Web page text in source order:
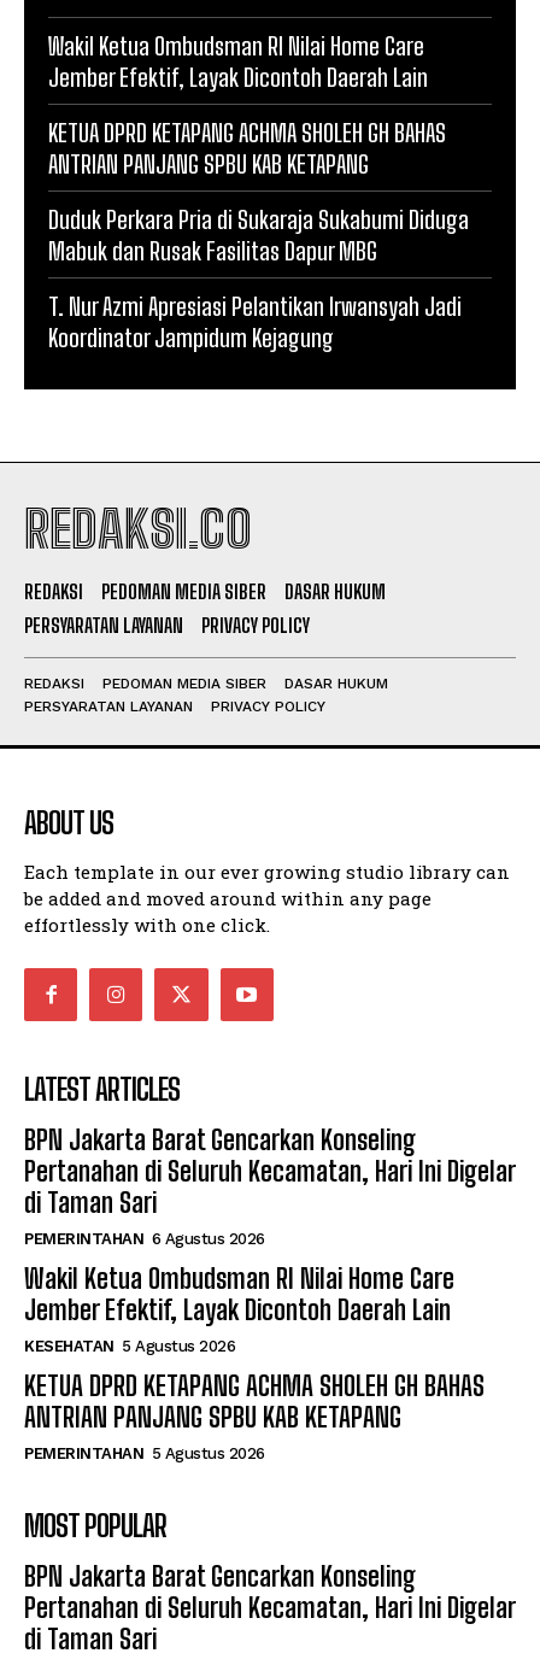
Wakil Ketua Ombudsman RI Nilai Home Care
Jember Efektif, Layak Dicontoh Daerah Lain
KETUA DPRD KETAPANG ACHMA SHOLEH GH BAHAS
ANTRIAN PANJANG SPBU KAB KETAPANG
Duduk Perkara Pria di Sukaraja Sukabumi Diduga
Mabuk dan Rusak Fasilitas Dapur MBG
T. Nur Azmi Apresiasi Pelantikan Irwansyah Jadi
Koordinator Jampidum Kejagung
REDAKSI.CO
REDAKSI PEDOMAN MEDIA SIBER
DASAR HUKUM
PERSYARATAN LAYANAN
PRIVACY POLICY
REDAKSI PEDOMAN MEDIA SIBER
DASAR HUKUM
PERSYARATAN LAYANAN
PRIVACY POLICY
ABOUT US
Each template in our ever growing studio library can
be added and moved around within any page
effortlessly with one click.
LATEST ARTICLES
BPN Jakarta Barat Gencarkan Konseling
Pertanahan di Seluruh Kecamatan, Hari Ini Digelar
di Taman Sari
PEMERINTAHAN 6 Agustus 2026
Wakil Ketua Ombudsman RI Nilai Home Care
Jember Efektif, Layak Dicontoh Daerah Lain
KESEHATAN 5 Agustus 2026
KETUA DPRD KETAPANG ACHMA SHOLEH GH BAHAS
ANTRIAN PANJANG SPBU KAB KETAPANG
PEMERINTAHAN 5 Agustus 2026
MOST POPULAR
BPN Jakarta Barat Gencarkan Konseling
Pertanahan di Seluruh Kecamatan, Hari Ini Digelar
di Taman Sari